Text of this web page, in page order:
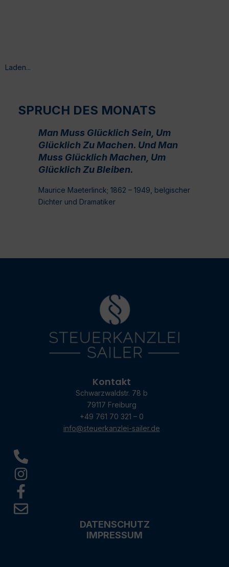
Laden...
SPRUCH DES MONATS
Man Muss Glücklich Sein, Um
Glücklich Zu Machen. Und Man
Muss Glücklich Machen, Um
Glücklich Zu Bleiben.
Maurice Maeterlinck; 1862 – 1949, belgischer
Dichter und Dramatiker
Kontakt
Schwarzwaldstr. 78 b
79117 Freiburg
+49 761 70 321 – 0
info@steuerkanzlei-sailer.de
DATENSCHUTZ
IMPRESSUM